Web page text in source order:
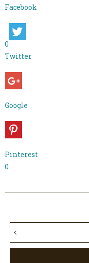
Facebook
0
Twitter
Google
Pinterest
0